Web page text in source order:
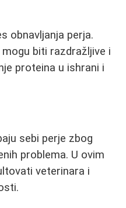
obnavljanja perja.
biti razdražljive i
proteina u ishrani i
sebi perje zbog
problema. U ovim
veterinara i